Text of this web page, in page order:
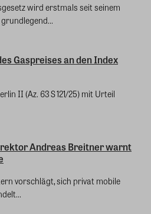
wird erstmals seit seinem
Gaspreises an den Index
II (Az. 63 S 121/25) mit Urteil
Andreas Breitner warnt
vorschlägt, sich privat mobile